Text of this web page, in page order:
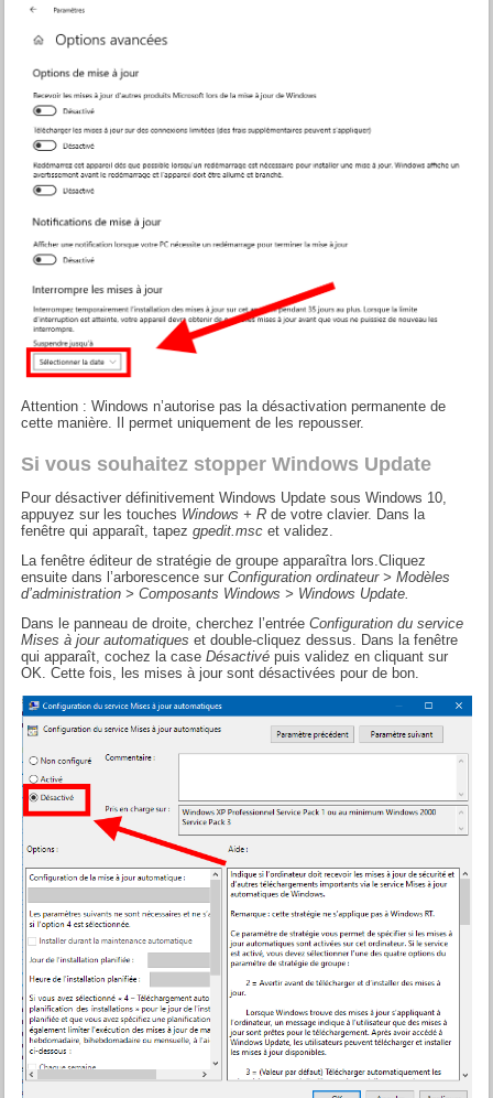
Attention : Windows n’autorise pas la désactivation permanente de
cette manière. Il permet uniquement de les repousser.
Si vous souhaitez stopper Windows Update
Pour désactiver définitivement Windows Update sous Windows 10,
appuyez sur les touches Windows + R de votre clavier. Dans la
fenêtre qui apparaît, tapezgpedit.msc et validez.
La fenêtre éditeur de stratégie de groupe apparaîtra lors.Cliquez
ensuite dans l’arborescence surConfiguration ordinateur > Modèles
d’administration > Composants Windows > Windows Update.
Dans le panneau de droite, cherchez l’entréeConfiguration du service
Mises à jour automatiques et double-cliquez dessus. Dans la fenêtre
qui apparaît, cochez la caseDésactivé puis validez en cliquant sur
OK. Cette fois, les mises à jour sont désactivées pour de bon.